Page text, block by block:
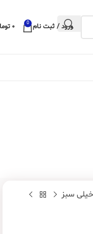
ورود / ثبت نام 0 ۰
سبز